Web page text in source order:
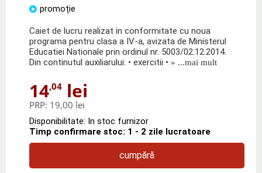
promoție
Caiet de lucru realizat in conformitate cu noua
programa pentru clasa a IV-a, avizata de Ministerul
Educatiei Nationale prin ordinul nr. 5003/02.12.2014.
Din continutul auxiliarului: • exercitii • » ...mai mult
14,04 lei
PRP: 19,00 lei
Disponibilitate: In stoc furnizor
Timp confirmare stoc: 1 - 2 zile lucratoare
cumpără